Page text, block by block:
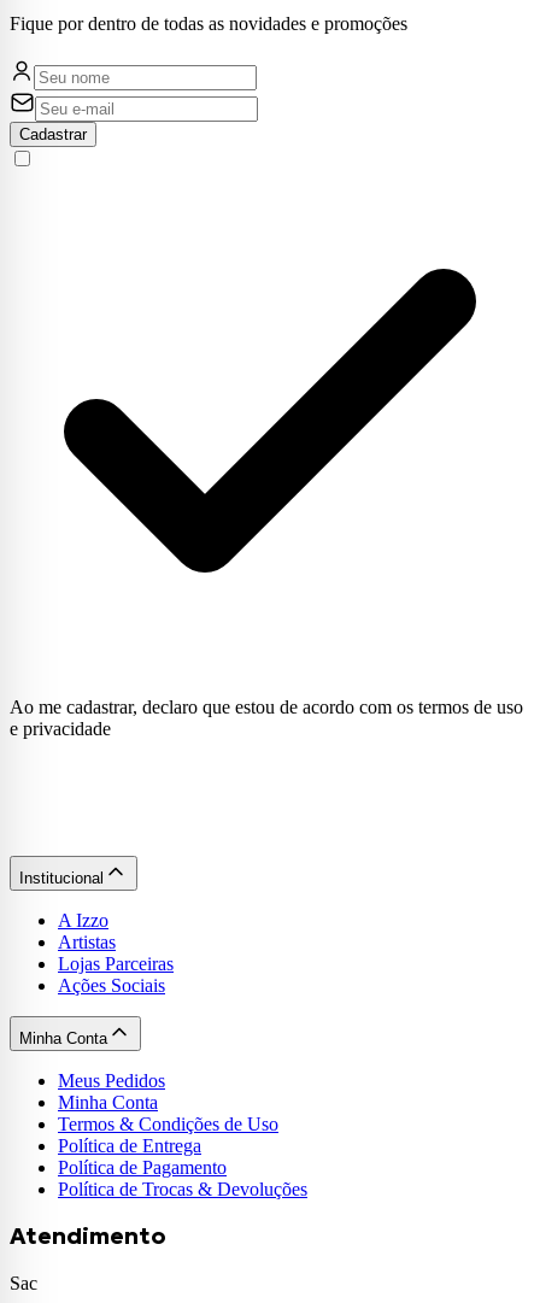
Fique por dentro de todas as novidades e promoções
Cadastrar
Ao me cadastrar, declaro que estou de acordo com os termos de uso
e privacidade
Institucional
A Izzo
Artistas
Lojas Parceiras
Ações Sociais
Minha Conta
Meus Pedidos
Minha Conta
Termos & Condições de Uso
Política de Entrega
Política de Pagamento
Política de Trocas & Devoluções
Atendimento
Sac